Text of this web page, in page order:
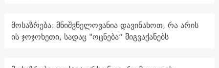
მოსაზრება: მნიშვნელოვანია დავინახოთ, რა არის
ის ჯოჯოხეთი, სადაც "ოცნება“ მიგვაქანებს